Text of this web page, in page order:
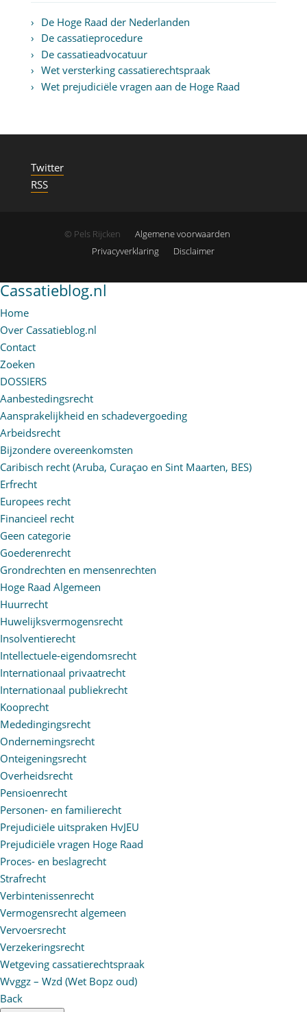
De Hoge Raad der Nederlanden
De cassatieprocedure
De cassatieadvocatuur
Wet versterking cassatierechtspraak
Wet prejudiciële vragen aan de Hoge Raad
Twitter
RSS
© Pels Rijcken
Algemene voorwaarden
Privacyverklaring
Disclaimer
Cassatieblog.nl
Home
Over Cassatieblog.nl
Contact
Zoeken
DOSSIERS
Aanbestedingsrecht
Aansprakelijkheid en schadevergoeding
Arbeidsrecht
Bijzondere overeenkomsten
Caribisch recht (Aruba, Curaçao en Sint Maarten, BES)
Erfrecht
Europees recht
Financieel recht
Geen categorie
Goederenrecht
Grondrechten en mensenrechten
Hoge Raad Algemeen
Huurrecht
Huwelijksvermogensrecht
Insolventierecht
Intellectuele-eigendomsrecht
Internationaal privaatrecht
Internationaal publiekrecht
Kooprecht
Mededingingsrecht
Ondernemingsrecht
Onteigeningsrecht
Overheidsrecht
Pensioenrecht
Personen- en familierecht
Prejudiciële uitspraken HvJEU
Prejudiciële vragen Hoge Raad
Proces- en beslagrecht
Strafrecht
Verbintenissenrecht
Vermogensrecht algemeen
Vervoersrecht
Verzekeringsrecht
Wetgeving cassatierechtspraak
Wvggz – Wzd (Wet Bopz oud)
Back